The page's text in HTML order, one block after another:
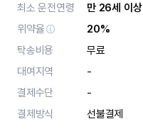
최소 운전연령
만 26세 이상
위약율
20%
탁송비용
무료
대여지역
-
결제수단
-
결제방식
선불결제